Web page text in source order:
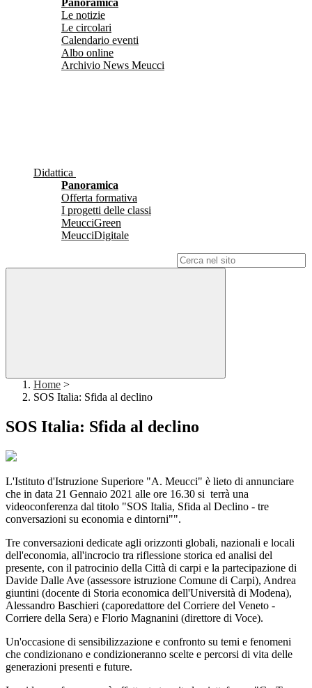
Panoramica
Le notizie
Le circolari
Calendario eventi
Albo online
Archivio News Meucci
Didattica
Panoramica
Offerta formativa
I progetti delle classi
MeucciGreen
MeucciDigitale
Home >
SOS Italia: Sfida al declino
SOS Italia: Sfida al declino
L'Istituto d'Istruzione Superiore "A. Meucci" è lieto di annunciare
che in data 21 Gennaio 2021 alle ore 16.30 si terrà una
videoconferenza dal titolo "SOS Italia, Sfida al Declino - tre
conversazioni su economia e dintorni"".
Tre conversazioni dedicate agli orizzonti globali, nazionali e locali
dell'economia, all'incrocio tra riflessione storica ed analisi del
presente, con il patrocinio della Città di carpi e la partecipazione di
Davide Dalle Ave (assessore istruzione Comune di Carpi), Andrea
giuntini (docente di Storia economica dell'Università di Modena),
Alessandro Baschieri (caporedattore del Corriere del Veneto -
Corriere della Sera) e Florio Magnanini (direttore di Voce).
Un'occasione di sensibilizzazione e confronto su temi e fenomeni
che condizionano e condizioneranno scelte e percorsi di vita delle
generazioni presenti e future.